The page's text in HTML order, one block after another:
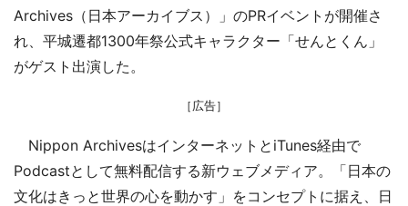
Archives（日本アーカイブス）」のPRイベントが開催さ
れ、平城遷都1300年祭公式キャラクター「せんとくん」
がゲスト出演した。
［広告］
Nippon ArchivesはインターネットとiTunes経由で
Podcastとして無料配信する新ウェブメディア。「日本の
文化はきっと世界の心を動かす」をコンセプトに据え、日